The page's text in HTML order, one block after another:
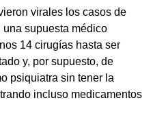
virales los casos de
una supuesta médico
14 cirugías hasta ser
y, por supuesto, de
psiquiatra sin tener la
incluso medicamentos